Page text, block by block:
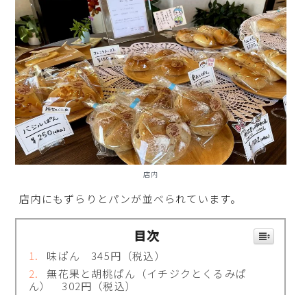
店内
店内にもずらりとパンが並べられています。
目次
味ぱん 345円（税込）
無花果と胡桃ぱん（イチジクとくるみぱ
ん） 302円（税込）